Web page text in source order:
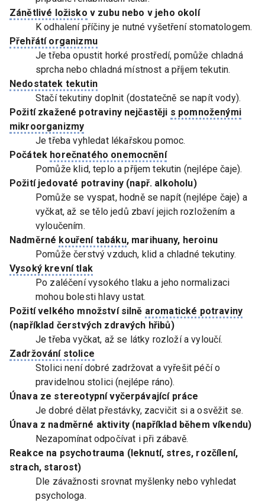
Zánětlivé ložisko v zubu nebo v jeho okolí
K odhalení příčiny je nutné vyšetření stomatologem.
Přehřátí organizmu
Je třeba opustit horké prostředí, pomůže chladná
sprcha nebo chladná místnost a příjem tekutin.
Nedostatek tekutin
Stačí tekutiny doplnit (dostatečně se napít vody).
Požití zkažené potraviny nejčastěji s pomnoženými
mikroorganizmy
Je třeba vyhledat lékařskou pomoc.
Počátek horečnatého onemocnění
Pomůže klid, teplo a příjem tekutin (nejlépe čaje).
Požití jedovaté potraviny (např. alkoholu)
Pomůže se vyspat, hodně se napít (nejlépe čaje) a
vyčkat, až se tělo jedů zbaví jejich rozložením a
vyloučením.
Nadměrné kouření tabáku, marihuany, heroinu
Pomůže čerstvý vzduch, klid a chladné tekutiny.
Vysoký krevní tlak
Po zaléčení vysokého tlaku a jeho normalizaci
mohou bolesti hlavy ustat.
Požití velkého množství silně aromatické potraviny
(například čerstvých zdravých hřibů)
Je třeba vyčkat, až se látky rozloží a vyloučí.
Zadržování stolice
Stolici není dobré zadržovat a vyřešit péčí o
pravidelnou stolici (nejlépe ráno).
Únava ze stereotypní vyčerpávající práce
Je dobré dělat přestávky, zacvičit si a osvěžit se.
Únava z nadměrné aktivity (například během víkendu)
Nezapomínat odpočívat i při zábavě.
Reakce na psychotrauma (leknutí, stres, rozčílení,
strach, starost)
Dle závažnosti srovnat myšlenky nebo vyhledat
psychologa.